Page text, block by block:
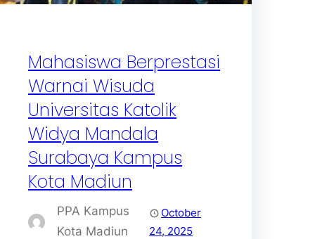
Mahasiswa Berprestasi
Warnai Wisuda
Universitas Katolik
Widya Mandala
Surabaya Kampus
Kota Madiun
PPA Kampus
Kota Madiun
October
24, 2025